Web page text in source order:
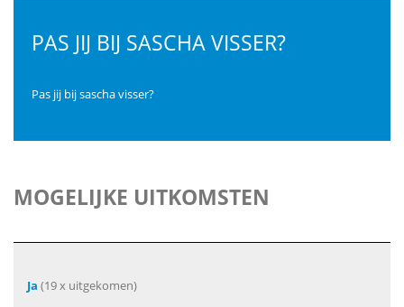
PAS JIJ BIJ SASCHA VISSER?
Pas jij bij sascha visser?
MOGELIJKE UITKOMSTEN
Ja (19 x uitgekomen)